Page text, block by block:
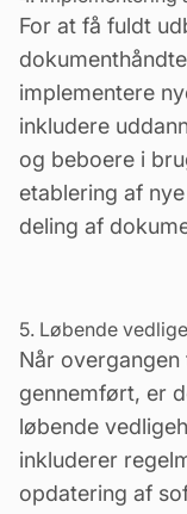
For at få fuldt
implementere
inkludere
og beboere i
etablering af
deling af
5. Løbende
Når
gennemført, er
løbende
inkluderer
opdatering af